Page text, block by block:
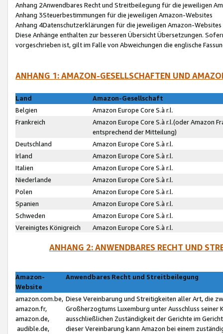
Anhang 2Anwendbares Recht und Streitbeilegung für die jeweiligen
Anhang 3Steuerbestimmungen für die jeweiligen Amazon-Websites
Anhang 4Datenschutzerklärungen für die jeweiligen Amazon-Websites
Diese Anhänge enthalten zur besseren Übersicht Übersetzungen.
vorgeschrieben ist, gilt im Falle von Abweichungen die englische
ANHANG 1: AMAZON-GESELLSCHAFTEN UND
Land
Amazon-Gesellschaft
Belgien
Amazon Europe Core S.à r.l.
Frankreich
Amazon Europe Core S.à r.l.(oder Amazon
entsprechend der Mitteilung)
Deutschland
Amazon Europe Core S.à r.l.
Irland
Amazon Europe Core S.à r.l.
Italien
Amazon Europe Core S.à r.l.
Niederlande
Amazon Europe Core S.à r.l.
Polen
Amazon Europe Core S.à r.l.
Spanien
Amazon Europe Core S.à r.l.
Schweden
Amazon Europe Core S.à r.l.
Vereinigtes Königreich
Amazon Europe Core S.à r.l.
ANHANG 2: ANWENDBARES RECHT UND
Amazon-
Website
Anwendbares Recht und Streitbeilegung
amazon.com.be,
amazon.fr,
amazon.de,
audible.de,
Diese Vereinbarung und Streitigkeiten aller Art, die
Großherzogtums Luxemburg unter Ausschluss
ausschließlichen Zuständigkeit der Gerichte im
dieser Vereinbarung kann Amazon bei einem